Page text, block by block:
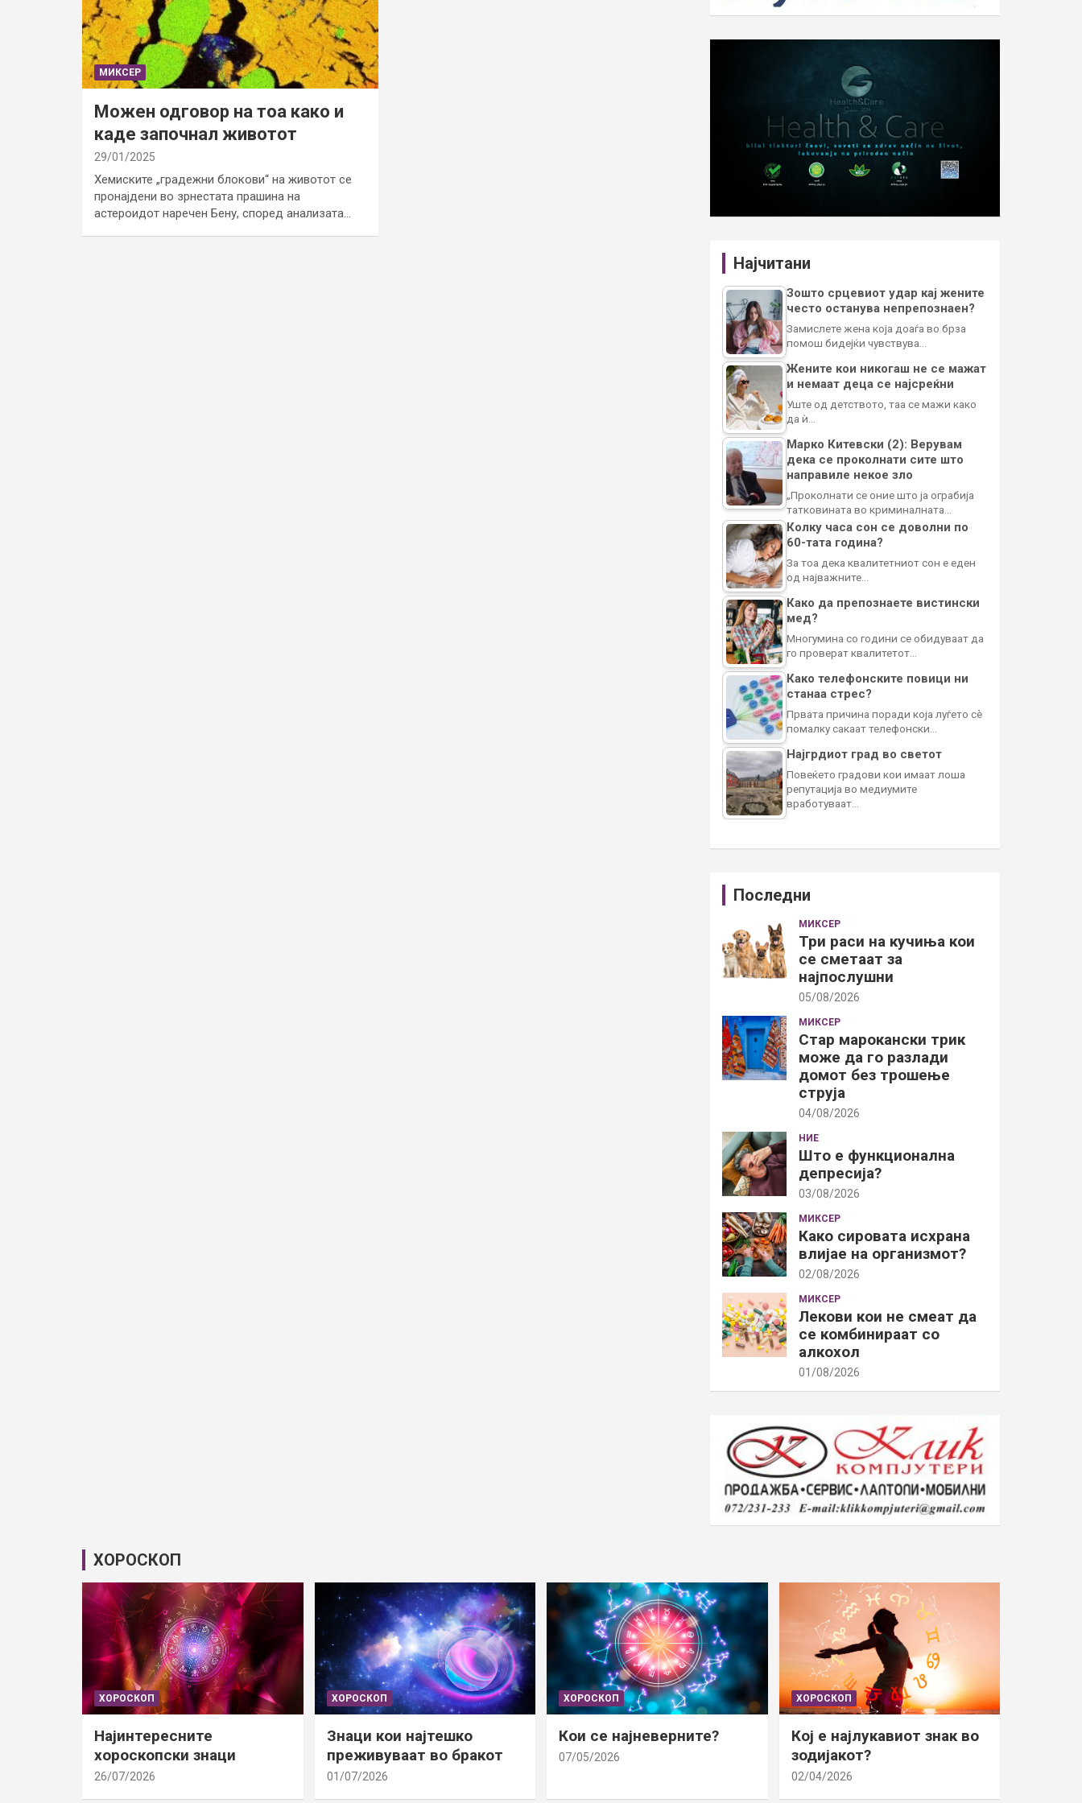
МИКСЕР
Можен одговор на тоа како и
каде започнал животот
29/01/2025
Хемиските „градежни блокови“ на животот се
пронајдени во зрнестата прашина на
астероидот наречен Бену, според анализата…
Најчитани
Зошто срцевиот удар кај жените
често останува непрепознаен?
Замислете жена која доаѓа во брза
помош бидејќи чувствува…
Жените кои никогаш не се мажат
и немаат деца се најсреќни
Уште од детството, таа се мажи како
да ѝ…
Марко Китевски (2): Верувам
дека се проколнати сите што
направиле некое зло
„Проколнати се оние што ја ограбија
татковината во криминалната…
Колку часа сон се доволни по
60-тата година?
За тоа дека квалитетниот сон е еден
од најважните…
Како да препознаете вистински
мед?
Многумина со години се обидуваат да
го проверат квалитетот…
Како телефонските повици ни
станаа стрес?
Првата причина поради која луѓето сè
помалку сакаат телефонски…
Најгрдиот град во светот
Повеќето градови кои имаат лоша
репутација во медиумите
вработуваат…
Последни
МИКСЕР
Три раси на кучиња кои
се сметаат за
најпослушни
05/08/2026
МИКСЕР
Стар марокански трик
може да го разлади
домот без трошење
струја
04/08/2026
НИЕ
Што е функционална
депресија?
03/08/2026
МИКСЕР
Како сировата исхрана
влијае на организмот?
02/08/2026
МИКСЕР
Лекови кои не смеат да
се комбинираат со
алкохол
01/08/2026
ХОРОСКОП
ХОРОСКОП
Најинтересните
хороскопски знаци
26/07/2026
ХОРОСКОП
Знаци кои најтешко
преживуваат во бракот
01/07/2026
ХОРОСКОП
Кои се најневерните?
07/05/2026
ХОРОСКОП
Кој е најлукавиот знак во
зодијакот?
02/04/2026